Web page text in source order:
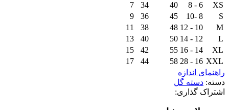
XS
6 - 8
40
34
7
S
8 -10
45
36
9
M
10 - 12
48
38
11
L
12 - 14
50
40
13
XL
14 - 16
55
42
15
XXL
16 - 28
58
44
17
راهنمای اندازه
دسته: دسته گل
اشتراک گذاری: